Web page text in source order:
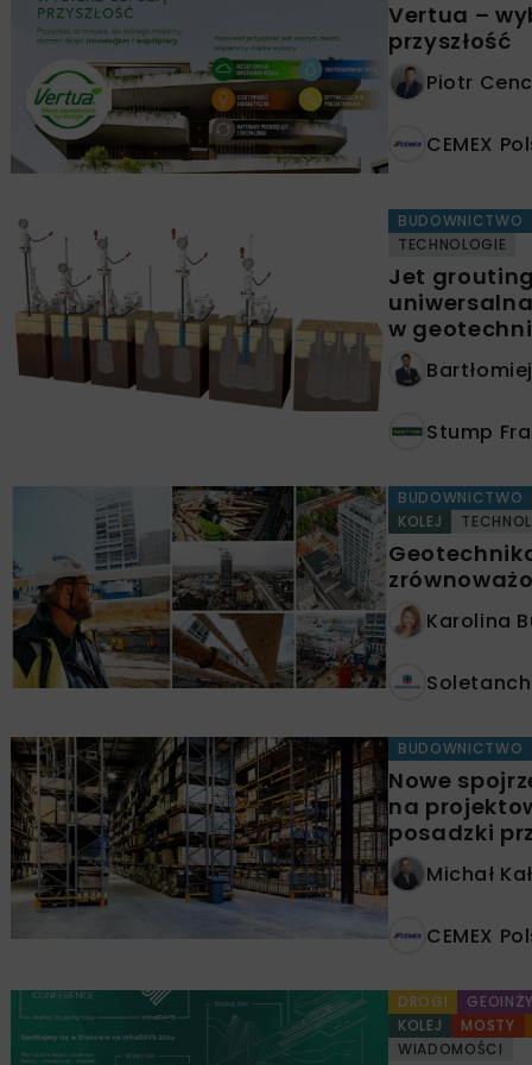
Vertua –
przyszłość
Piotr
CEMEX
BUDOWNICTWO
TECHNOLOGIE
Jet
w
Stump
BUDOWNICTWO
KOLEJ
Karolina
BUDOWNICTWO
Nowe
na
posadzki
Michał
CEMEX
DROGI
KOLEJ
MOSTY
WIADOMOŚCI